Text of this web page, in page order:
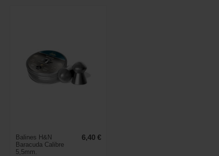
Balines H&N
Baracuda Calibre
5,5mm.
6,40 €